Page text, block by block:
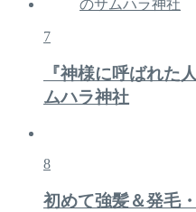
7
『神様に呼ばれた
ムハラ神社
8
初めて強髪＆発毛